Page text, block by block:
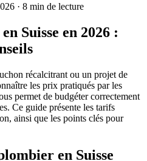
· 8 min de lecture
Suisse en 2026 :
récalcitrant ou un projet de
les prix pratiqués par les
permet de budgéter correctement
Ce guide présente les tarifs
ainsi que les points clés pour
en Suisse